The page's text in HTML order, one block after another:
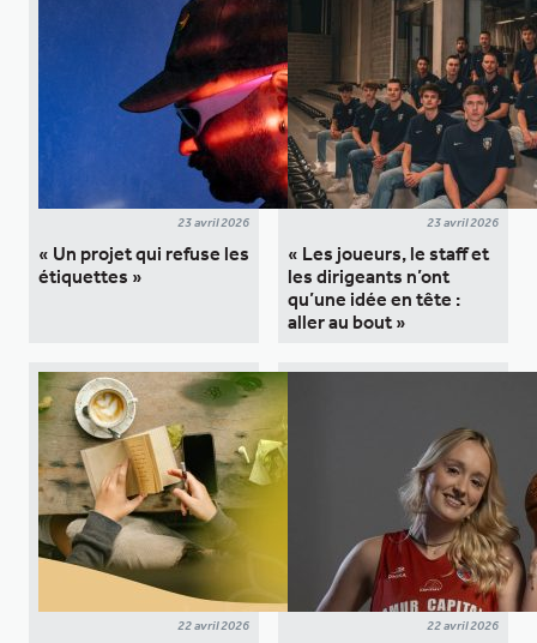
23 avril 2026
« Un projet qui refuse les
étiquettes »
23 avril 2026
« Les joueurs, le staff et
les dirigeants n’ont
qu’une idée en tête :
aller au bout »
22 avril 2026 22 avril 2026